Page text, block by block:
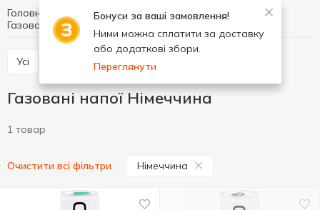
Бонуси за ваші замовлення!
Ними можна сплатити за доставку
або додаткові збори.
Переглянути
Головна Солодка вода та напої
Газовані напої Газовані напої Німеччина
Усі Газовані напої
Газовані напої Німеччина
1 товар
Очистити всі фільтри Німеччина